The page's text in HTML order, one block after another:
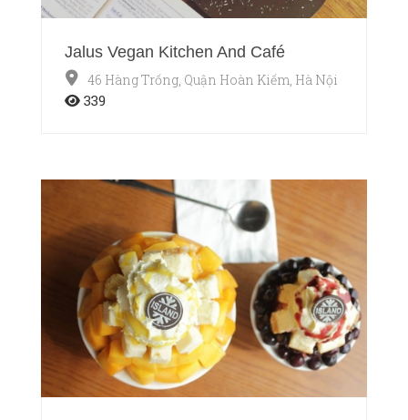
Jalus Vegan Kitchen And Café
46 Hàng Trống, Quận Hoàn Kiếm, Hà Nội
339